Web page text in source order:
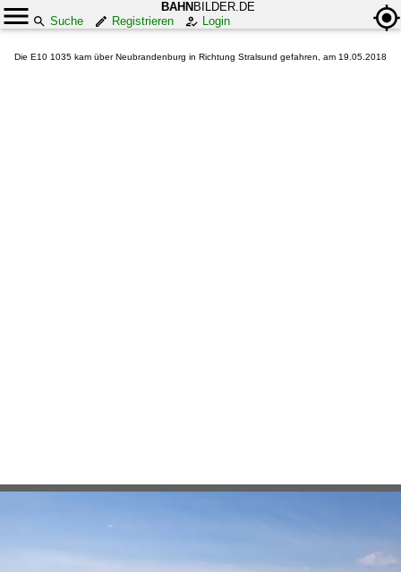
BAHN BILDER.DE
Suche
Registrieren Login
Die E10 1035 kam über Neubrandenburg in Richtung Stralsund gefahren, am 19.05.2018